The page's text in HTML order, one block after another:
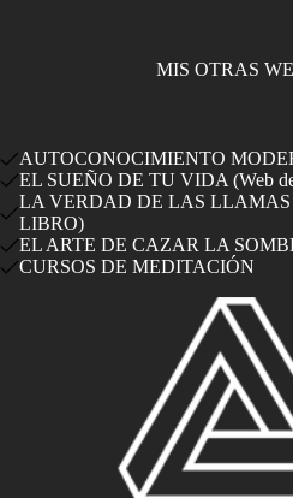
MIS OTRAS
AUTOCONOCIMIENTO
EL SUEÑO DE TU VIDA (Web
LA VERDAD DE LAS LLAMAS
LIBRO)
EL ARTE DE CAZAR LA
CURSOS DE MEDITACIÓN